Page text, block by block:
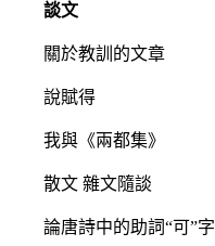
談文
關於教訓的文章
說賦得
我與《兩都集》
散文 雜文隨談
論唐詩中的助詞“可”字